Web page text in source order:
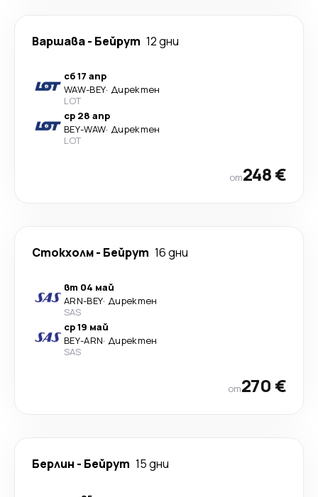
Варшава- Бейрут 12 дни
сб 17 апр
WAW-BEY· Директен
LOT
ср 28 апр
BEY-WAW· Директен
LOT
от248 €
Стoкхолм- Бейрут 16 дни
вт 04 май
ARN-BEY· Директен
SAS
ср 19 май
BEY-ARN· Директен
SAS
от270 €
Берлин - Бейрут 15 дни